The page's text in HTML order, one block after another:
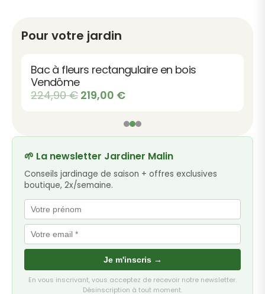
Pour votre jardin
Bac à fleurs rectangulaire en bois
Vendôme
224,90€ Le
était :
224,90 €.
219,00 €Le
actuel
est :
219,00 €.
🌱 La newsletter Jardiner Malin
Conseils jardinage de saison + offres exclusives
boutique, 2x/semaine.
Je m'inscris →
En vous inscrivant, vous acceptez de recevoir notre newsletter.
Désinscription à tout moment.